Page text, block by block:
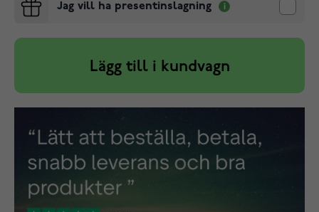
Jag vill ha presentinslagning
Lägg till i kundvagn